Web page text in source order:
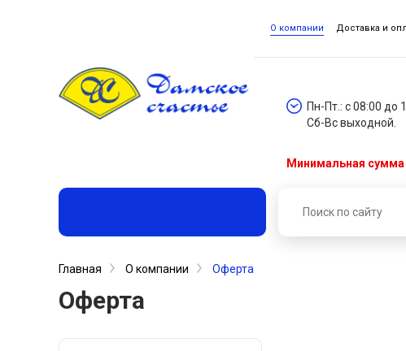
О компании Доставка и
Пн-Пт.: с 08:00 до
Сб-Вс выходной.
Минимальная сумма
Главная О компании Оферта
Оферта